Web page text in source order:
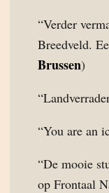
“Verder
Breedveld.
Brussen)
“You are an
“De mooie
op Frontaal